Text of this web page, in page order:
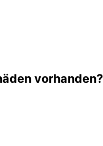
vorhanden?